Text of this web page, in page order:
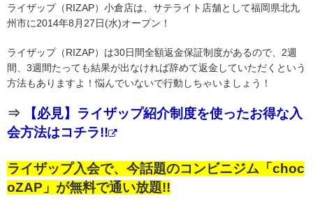
ライザップ（RIZAP）小倉店は、サテライト店舗として福岡県北九
州市に2014年8月27日(水)オープン！
ライザップ（RIZAP）は30日間全額返金保証制度があるので、2週
間、3週間たっても結果が出なければ辞めて返金していただくという
方法もありますよ！悩んでいないで行動しちゃいましょう！
⇒
【必見】ライザップ紹介制度を使ったお得な入
会方法はコチラ!!
ライザップ入会で、今話題のコンビニジム「choc
oZAP」が無料で通い放題!!